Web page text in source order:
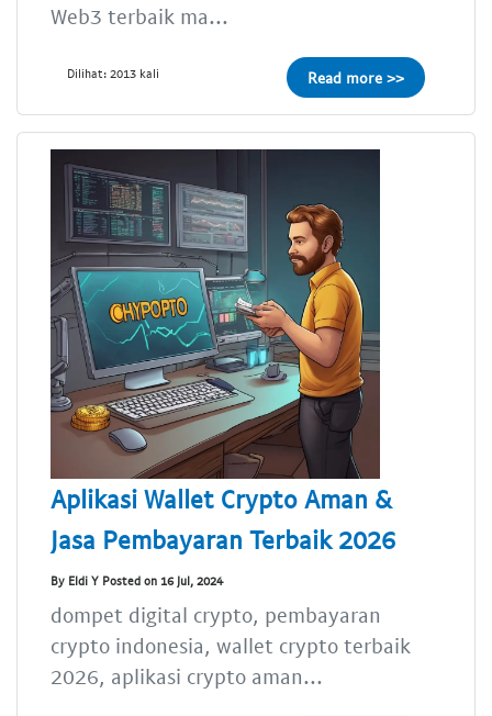
Web3 terbaik ma...
Dilihat: 2013 kali Read more >>
Aplikasi Wallet Crypto Aman &
Jasa Pembayaran Terbaik 2026
By Eldi Y Posted on 16 Jul, 2024
dompet digital crypto, pembayaran
crypto indonesia, wallet crypto terbaik
2026, aplikasi crypto aman...